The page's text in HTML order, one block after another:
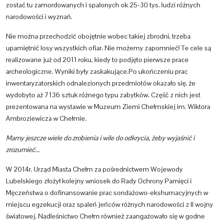
zostać tu zamordowanych i spalonych ok 25-30 tys. ludzi różnych
narodowości i wyznań.
Nie można przechodzić obojętnie wobec takiej zbrodni, trzeba
upamiętnić losy wszystkich ofiar. Nie możemy zapomnieć! Te cele są
realizowane już od 2011 roku, kiedy to podjęto pierwsze prace
archeologiczne. Wyniki były zaskakujące.Po ukończeniu prac
inwentaryzatorskich odnalezionych przedmiotów okazało się, że
wydobyto aż 7136 sztuk różnego typu zabytków. Część z nich jest
prezentowana na wystawie w Muzeum Ziemi Chełmskiej im. Wiktora
Ambroziewicza w Chełmie.
Mamy jeszcze wiele do zrobienia i wile do odkrycia, żeby wyjaśnić i
zrozumieć...
W 2014r. Urząd Miasta Chełm za pośrednictwem Wojewody
Lubelskiego złożył kolejny wniosek do Rady Ochrony Pamięci i
Męczeństwa o dofinansowanie prac sondażowo-ekshumacyjnych w
miejscu egzekucji oraz spaleń jeńców różnych narodowości z II wojny
światowej. Nadleśnictwo Chełm również zaangażowało się w godne